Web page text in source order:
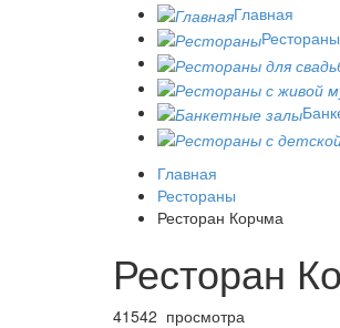
Главная
Рестораны
Главная
Рестораны
Ресторан Корчма
Ресторан
41542 просмотра